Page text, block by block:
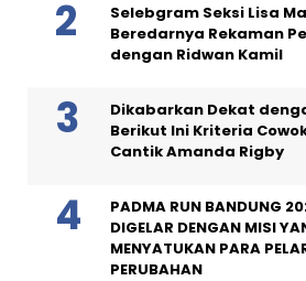
Selebgram Seksi Lisa
Beredarnya Rekaman
dengan Ridwan Kamil
Dikabarkan Dekat
Berikut Ini Kriteria
Cantik Amanda Rigby
PADMA RUN BANDUNG
DIGELAR DENGAN MISI
MENYATUKAN PARA
PERUBAHAN